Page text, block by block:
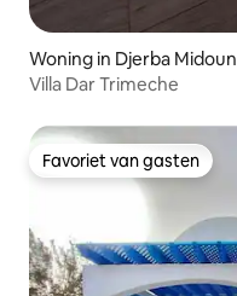
Woning in Djerba Midoun
Villa Dar Trimeche
Favoriet van gasten
Favoriet van gasten